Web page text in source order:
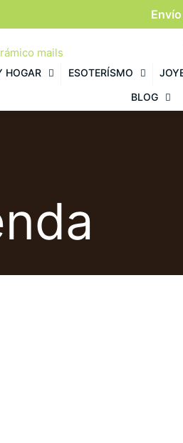
HOGAR ESOTERÍSMO
BLOG